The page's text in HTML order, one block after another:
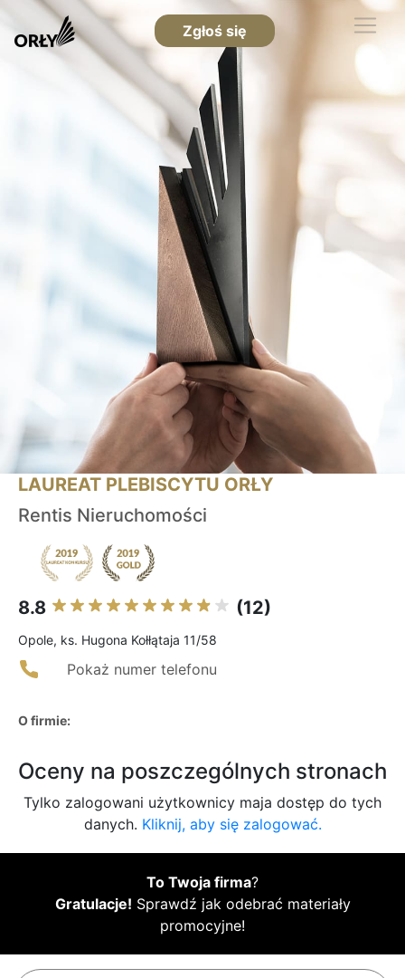
Zgłoś się
LAUREAT PLEBISCYTU ORŁY
Rentis Nieruchomości
8.8 (12)
Opole, ks. Hugona Kołłątaja 11/58
Pokaż numer telefonu
O firmie:
Oceny na poszczególnych stronach
Tylko zalogowani użytkownicy maja dostęp do tych
danych. Kliknij, aby się zalogować.
To Twoja firma?
Gratulacje! Sprawdź jak odebrać materiały
promocyjne!